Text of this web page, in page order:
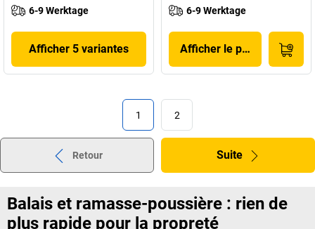
6-9 Werktage
Afficher 5 variantes
6-9 Werktage
Afficher le produit
1 2
Retour Suite
Balais et ramasse-poussière : rien de
plus rapide pour la propreté